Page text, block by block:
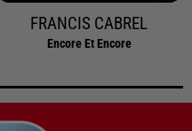
FRANCIS CABREL
Encore Et Encore